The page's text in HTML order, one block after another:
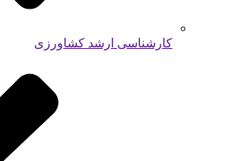
کارشناسی ارشد کشاورزی